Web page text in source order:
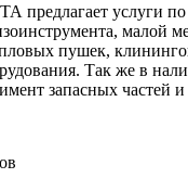
услуги по
малой
пушек,
Так же в
запасных частей